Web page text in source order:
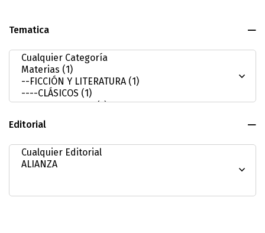
Tematica
Editorial